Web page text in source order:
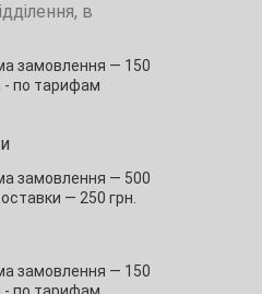
в
замовлення — 150
по тарифам
замовлення — 500
— 250 грн.
замовлення — 150